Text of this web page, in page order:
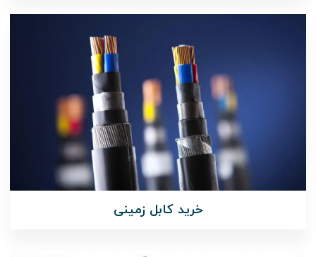
خرید کابل زمینی